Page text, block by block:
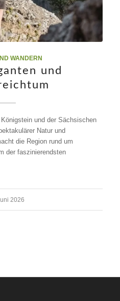
WANDERN
und
und der Sächsischen
Natur und
die Region rund um
der faszinierendsten
2026